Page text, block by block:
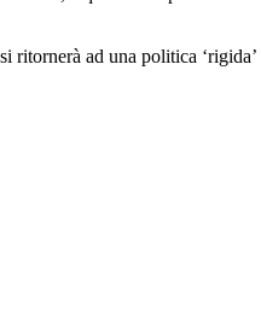
ad una politica